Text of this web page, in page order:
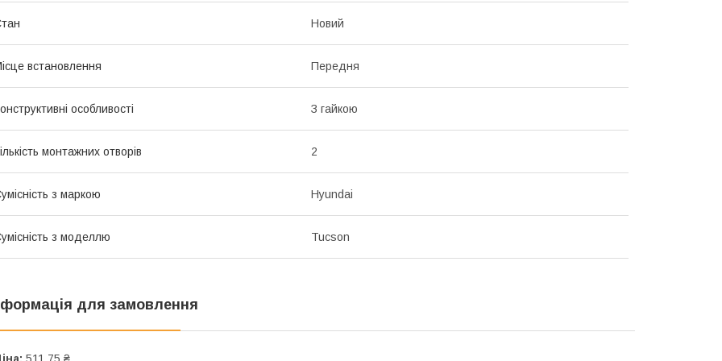
Новий
встановлення Передня
особливості З гайкою
монтажних отворів 2
з маркою Hyundai
з моделлю Tucson
для замовлення
511,75 ₴